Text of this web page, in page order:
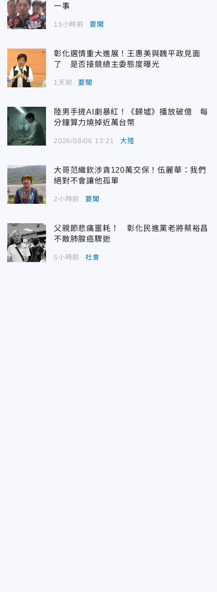
一事
13小時前 要聞
彰化選情重大進展！王惠美與魏平政見面
了 是否接競總主委態度曝光
1天前 要聞
陸男手搓AI劇暴紅！《歸墟》播放破億 每
分鐘算力燒掉近萬台幣
2026/08/06 13:21 大陸
大哥范織欽涉貪120萬交保！伍麗華：我們
絕對不會讓他孤單
2小時前 要聞
父親節悲痛噩耗！ 彰化民進黨老將蔡裕昌
不敵肺腺癌驟逝
5小時前 社會